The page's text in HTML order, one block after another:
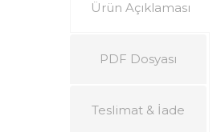
Ürün Açıklaması
PDF Dosyası
Teslimat & İade